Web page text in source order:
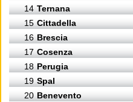
14 Ternana
15 Cittadella
16 Brescia
17 Cosenza
18 Perugia
19 Spal
20 Benevento